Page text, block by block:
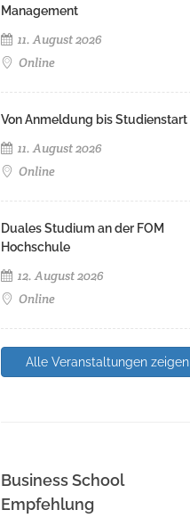
Management
11. August 2026
Online
Von Anmeldung bis Studienstart
11. August 2026
Online
Duales Studium an der FOM
Hochschule
12. August 2026
Online
Alle Veranstaltungen zeigen
Business School
Empfehlung